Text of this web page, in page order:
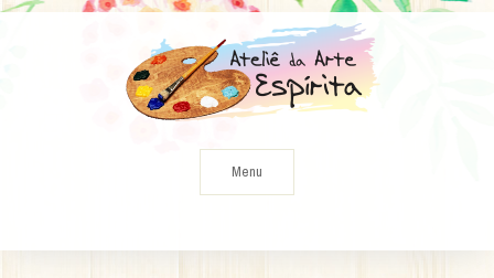
Skip
Menu